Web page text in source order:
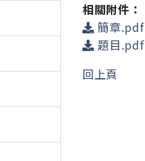
相關附件：
簡章.pdf
題目.pdf
回上頁